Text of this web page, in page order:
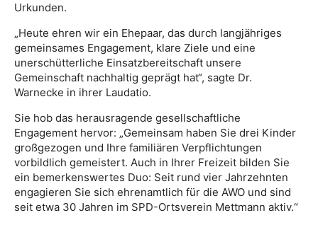
Urkunden.
„Heute ehren wir ein Ehepaar, das durch langjähriges
gemeinsames Engagement, klare Ziele und eine
unerschütterliche Einsatzbereitschaft unsere
Gemeinschaft nachhaltig geprägt hat“, sagte Dr.
Warnecke in ihrer Laudatio.
Sie hob das herausragende gesellschaftliche
Engagement hervor: „Gemeinsam haben Sie drei Kinder
großgezogen und Ihre familiären Verpflichtungen
vorbildlich gemeistert. Auch in Ihrer Freizeit bilden Sie
ein bemerkenswertes Duo: Seit rund vier Jahrzehnten
engagieren Sie sich ehrenamtlich für die AWO und sind
seit etwa 30 Jahren im SPD-Ortsverein Mettmann aktiv.“